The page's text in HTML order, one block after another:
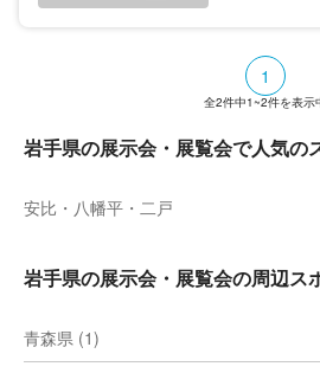
1
全2件中1~2件を表示
岩手県の展示会・展覧会で人気の
安比・八幡平・二戸
岩手県の展示会・展覧会の周辺ス
青森県 (1)